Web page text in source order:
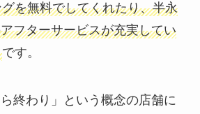
を無料でしてくれたり、半永
フターサービスが充実してい
です。
ら終わり」という概念の店舗に